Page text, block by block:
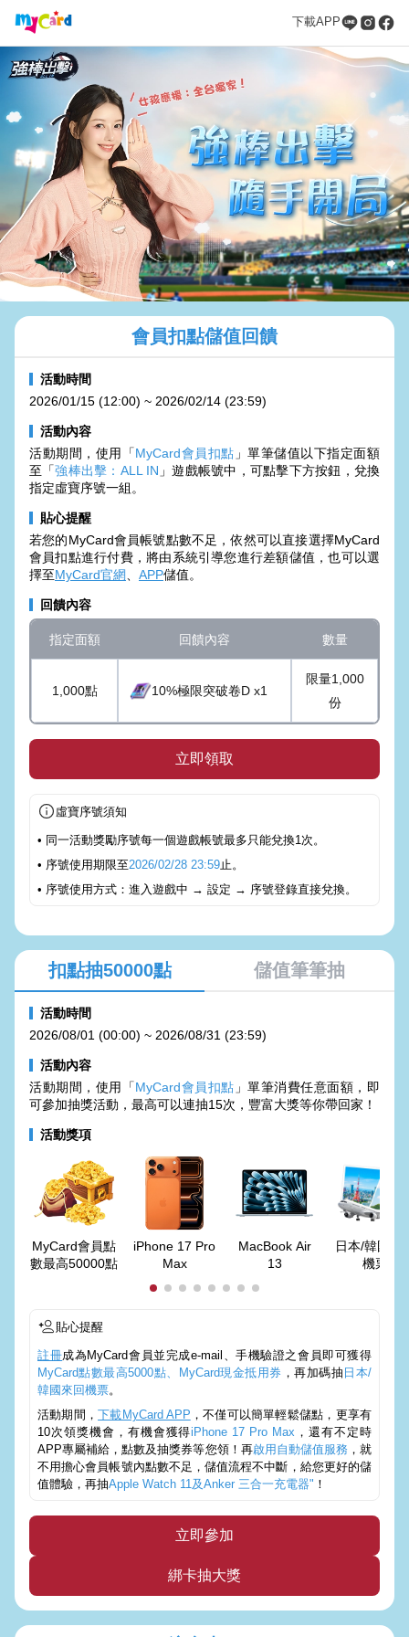
下載APP
會員扣點儲值回饋
活動時間
2026/01/15 (12:00) ~ 2026/02/14 (23:59)
活動內容
活動期間，使用「MyCard會員扣點 」單筆儲值以下指定面額
至「強棒出擊：ALL IN 」遊戲帳號中，可點擊下方按鈕，兌換
指定虛寶序號一組。
貼心提醒
若您的MyCard會員帳號點數不足，依然可以直接選擇MyCard
會員扣點進行付費，將由系統引導您進行差額儲值，也可以選
擇至MyCard官網 APP儲值。
回饋內容
指定面額 回饋內容 數量
1,000點 10%極限突破卷D x1
限量1,000
份
立即領取
虛寶序號須知
• 同一活動獎勵序號每一個遊戲帳號最多只能兌換1次。
• 序號使用期限至2026/02/28 23:59止。
• 序號使用方式：進入遊戲中 → 設定 → 序號登錄直接兌換。
扣點抽50000點 儲值筆筆抽
活動時間
2026/08/01 (00:00) ~ 2026/08/31 (23:59)
活動內容
活動期間，使用「MyCard會員扣點 」單筆消費任意面額，即
可參加抽獎活動，最高可以連抽15次，豐富大獎等你帶回家！
活動獎項
MyCard會員點
數最高50000點
iPhone 17 Pro
Max
MacBook Air
13
日本/韓國來
機票
貼心提醒
註冊成為MyCard會員並完成e-mail、手機驗證之會員即可獲得
MyCard點數最高5000點、MyCard現金抵用券 ，再加碼抽 日本/
韓國來回機票。
活動期間，下載MyCard APP ，不僅可以簡單輕鬆儲點，更享有
10次領獎機會，有機會獲得iPhone 17 Pro Max ，還有不定時
APP專屬補給，點數及抽獎券等您領！再啟用自動儲值服務，就
不用擔心會員帳號內點數不足，儲值流程不中斷，給您更好的儲
值體驗，再抽Apple Watch 11及Anker 三合一充電器" ！
立即參加
綁卡抽大獎